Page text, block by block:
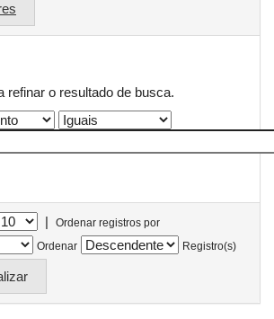
refinar o resultado de busca.
|
Ordenar registros por
Ordenar
Registro(s)